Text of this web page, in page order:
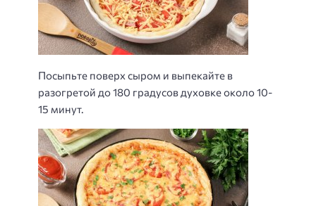
Посыпьте поверх сыром и выпекайте в
разогретой до 180 градусов духовке около 10-
15 минут.